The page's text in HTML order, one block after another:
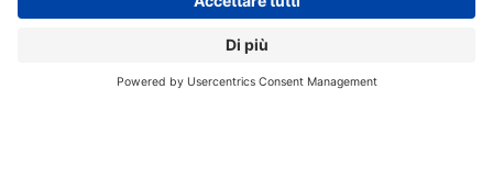
Enterprise Networking di Cisco Italia, come una
piattaforma più che un prodotto, pensata per rendere
operative le promesse dell’AI agentica in ambienti